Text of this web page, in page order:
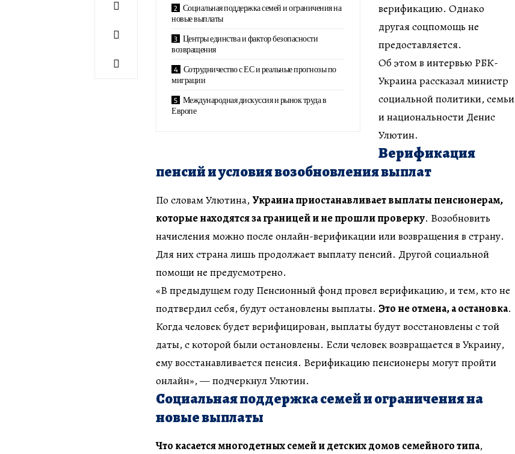
Социальная поддержка семей и ограничения на
новые выплаты
Центры единства и фактор безопасности
возвращения
Сотрудничество с ЕС и реальные прогнозы по
миграции
Международная дискуссия и рынок труда в
Европе
верификацию. Однако
другая соцпомощь не
предоставляется.
Об этом в интервью РБК-
Украина рассказал министр
социальной политики, семьи
и национальности Денис
Улютин.
Верификация
пенсий и условия возобновления выплат
По словам Улютина, Украина приостанавливает выплаты пенсионерам,
которые находятся за границей и не прошли проверку. Возобновить
начисления можно после онлайн-верификации или возвращения в страну.
Для них страна лишь продолжает выплату пенсий. Другой социальной
помощи не предусмотрено.
«В предыдущем году Пенсионный фонд провел верификацию, и тем, кто не
подтвердил себя, будут остановлены выплаты. Это не отмена, а остановка.
Когда человек будет верифицирован, выплаты будут восстановлены с той
даты, с которой были остановлены. Если человек возвращается в Украину,
ему восстанавливается пенсия. Верификацию пенсионеры могут пройти
онлайн», — подчеркнул Улютин.
Социальная поддержка семей и ограничения на
новые выплаты
Что касается многодетных семей и детских домов семейного типа,